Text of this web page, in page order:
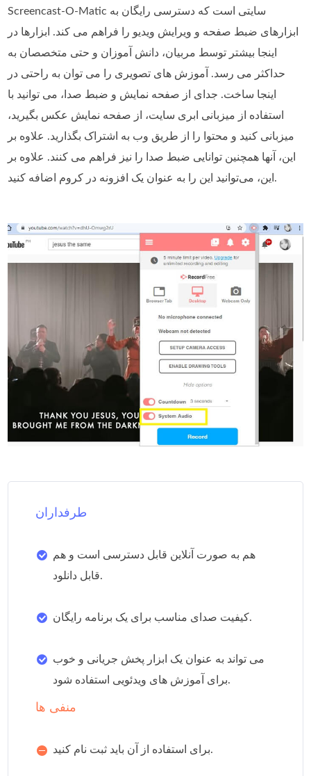
Screencast-O-Matic سایتی است که دسترسی رایگان به
ابزارهای ضبط صفحه و ویرایش ویدیو را فراهم می کند. ابزارها در
اینجا بیشتر توسط مربیان، دانش آموزان و حتی متخصصان به
حداکثر می رسد. آموزش های تصویری را می توان به راحتی در
اینجا ساخت. جدای از صفحه نمایش و ضبط صدا، می توانید با
استفاده از میزبانی ابری سایت، از صفحه نمایش عکس بگیرید،
میزبانی کنید و محتوا را از طریق وب به اشتراک بگذارید. علاوه بر
این، آنها همچنین توانایی ضبط صدا را نیز فراهم می کنند. علاوه بر
این، می‌توانید این را به عنوان یک افزونه در کروم اضافه کنید.
طرفداران
هم به صورت آنلاین قابل دسترسی است و هم
قابل دانلود.
کیفیت صدای مناسب برای یک برنامه رایگان.
می تواند به عنوان یک ابزار پخش جریانی و خوب
برای آموزش های ویدئویی استفاده شود.
منفی ها
برای استفاده از آن باید ثبت نام کنید.